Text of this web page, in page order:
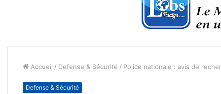
Accueil / Defense & Sécurité / Police nationale : avis de
Defense & Sécurité